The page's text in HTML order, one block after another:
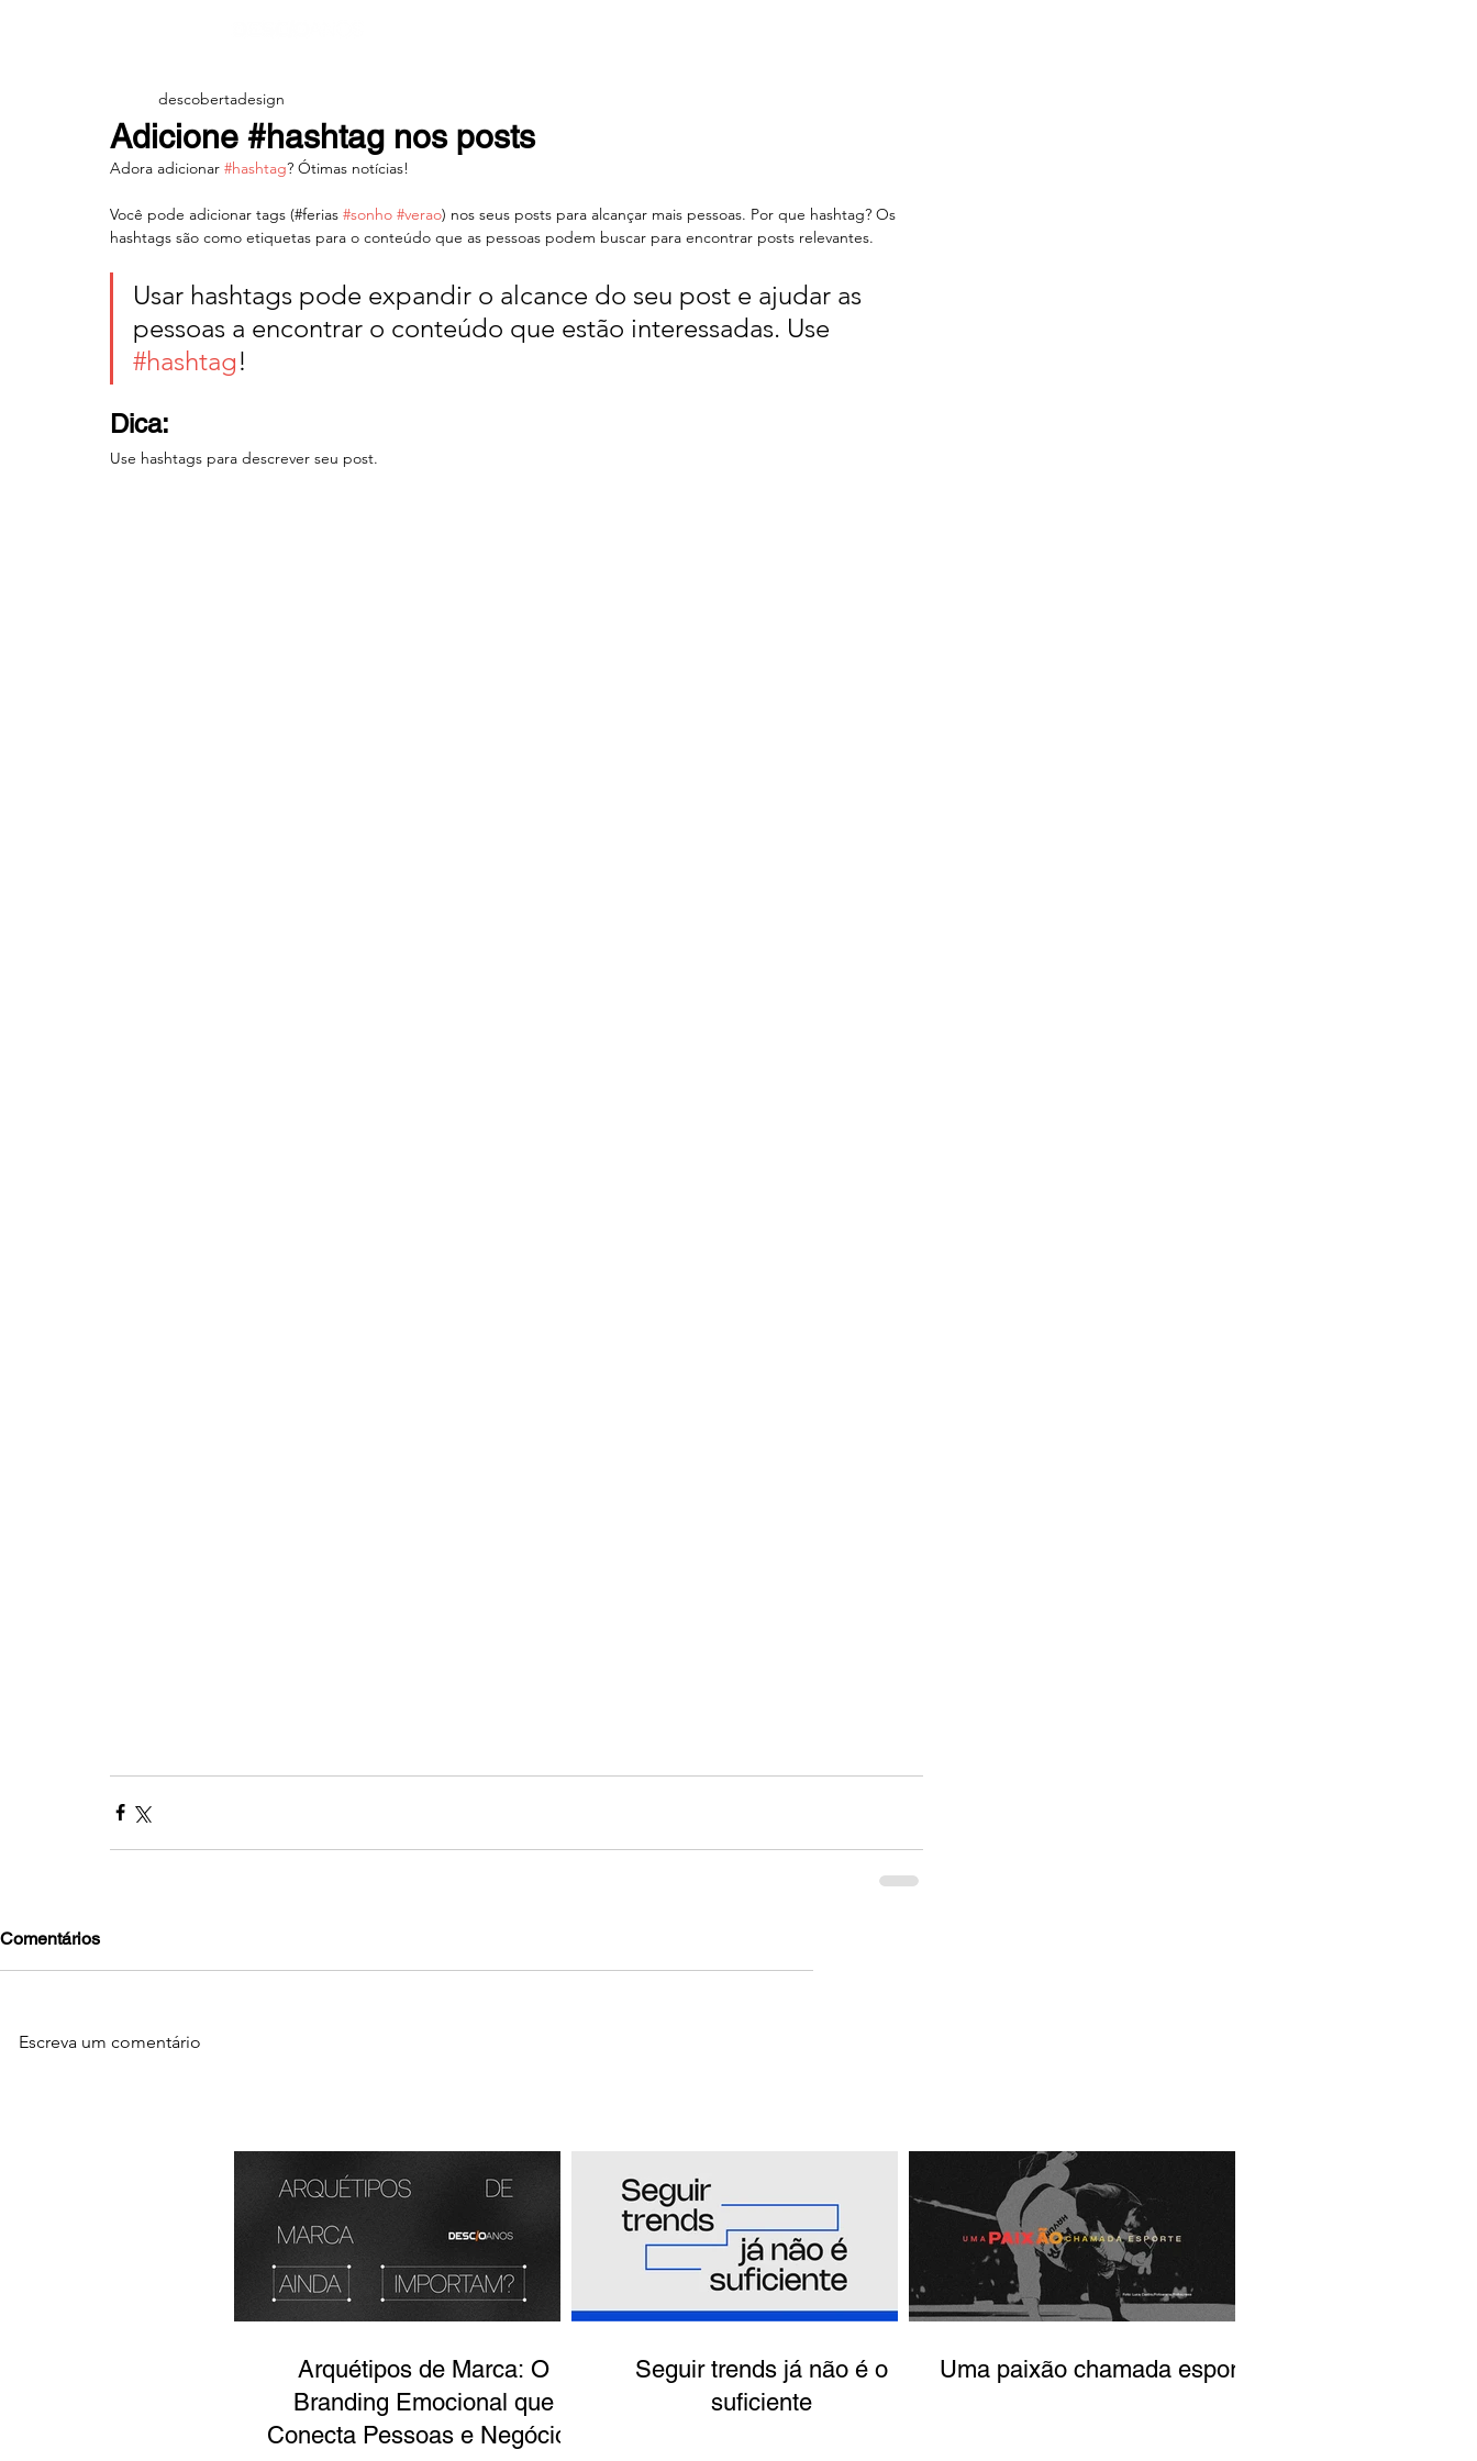
Adicione #hashtag nos posts
descobertadesign
Adora adicionar #hashtag? Ótimas notícias!
Você pode adicionar tags (#ferias #sonho #verao) nos seus posts para alcançar mais pessoas. Por que hashtag? Os
hashtags são como etiquetas para o conteúdo que as pessoas podem buscar para encontrar posts relevantes.
Usar hashtags pode expandir o alcance do seu post e ajudar as
pessoas a encontrar o conteúdo que estão interessadas. Use
#hashtag!
Dica:
Use hashtags para descrever seu post.
Comentários
Escreva um comentário
Arquétipos de Marca: O
Branding Emocional que
Conecta Pessoas e Negócios
Seguir trends já não é o
suficiente
Uma paixão chamada esporte